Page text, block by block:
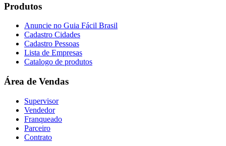
Produtos
Anuncie no Guia Fácil Brasil
Cadastro Cidades
Cadastro Pessoas
Lista de Empresas
Catalogo de produtos
Área de Vendas
Supervisor
Vendedor
Franqueado
Parceiro
Contrato